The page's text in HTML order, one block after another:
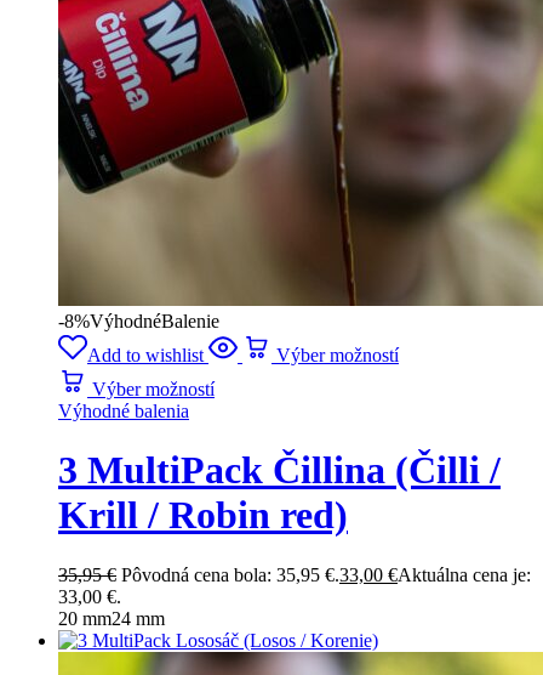
-8%VýhodnéBalenie
Add to wishlist
Výber možností
Výber možností
Výhodné balenia
3 MultiPack Čillina (Čilli /
Krill / Robin red)
35,95€ Pôvodná cena bola: 35,95 €.33,00 €Aktuálna cena je:
33,00 €.
20 mm24 mm